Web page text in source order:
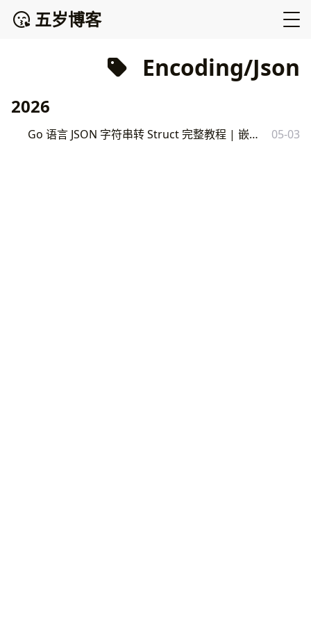
五岁博客
Encoding/Json
2026
Go 语言 JSON 字符串转 Struct 完整教程 | 嵌套解析与实战技巧 05-03